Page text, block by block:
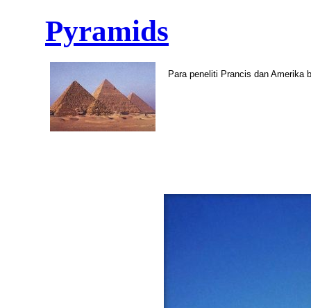
Pyramids
Para peneliti Prancis dan Amerika